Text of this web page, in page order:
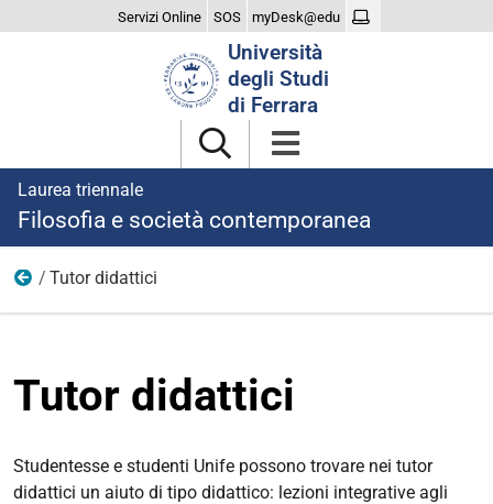
Servizi Online SOS myDesk@edu
Università
degli Studi
di Ferrara
Laurea triennale
Filosofia e società contemporanea
Didattica
Tutor didattici
Tutor didattici
Studentesse e studenti Unife possono trovare nei tutor
didattici un aiuto di tipo didattico: lezioni integrative agli